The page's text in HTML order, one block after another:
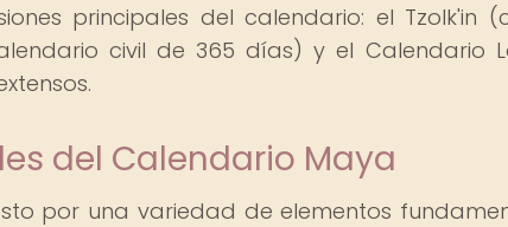
principales del calendario: el Tzolk'in
civil de 365 días) y el Calendario
del Calendario Maya
por una variedad de elementos